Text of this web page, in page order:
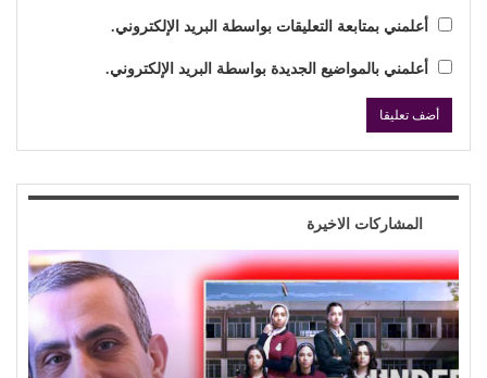
أعلمني بمتابعة التعليقات بواسطة البريد الإلكتروني.
أعلمني بالمواضيع الجديدة بواسطة البريد الإلكتروني.
المشاركات الاخيرة